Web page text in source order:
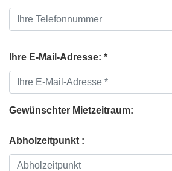
Ihre E-Mail-Adresse: *
Gewünschter Mietzeitraum:
Abholzeitpunkt :